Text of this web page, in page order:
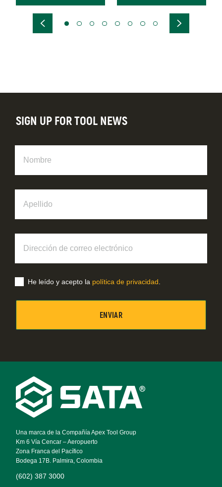
Footer
Navigation
Una marca de la Compañía Apex Tool Group
Km 6 Vía Cencar – Aeropuerto
Zona Franca del Pacífico
Bodega 17B. Palmira, Colombia
(602) 387 3000
SIGN UP FOR TOOL NEWS
correo
electrónico
He leído y acepto la política de privacidad